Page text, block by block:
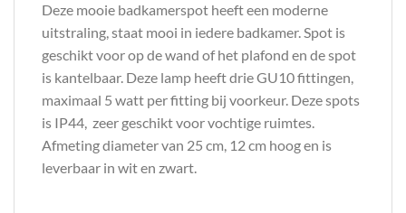
Deze mooie badkamerspot heeft een moderne
uitstraling, staat mooi in iedere badkamer. Spot is
geschikt voor op de wand of het plafond en de spot
is kantelbaar. Deze lamp heeft drie GU10 fittingen,
maximaal 5 watt per fitting bij voorkeur. Deze spots
is IP44, zeer geschikt voor vochtige ruimtes.
Afmeting diameter van 25 cm, 12 cm hoog en is
leverbaar in wit en zwart.